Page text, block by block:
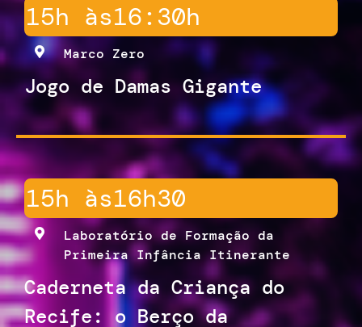
15h às16:30h
Marco Zero
Jogo de Damas Gigante
15h às16h30
Laboratório de Formação da
Primeira Infância Itinerante
Caderneta da Criança do
Recife: o Berço da